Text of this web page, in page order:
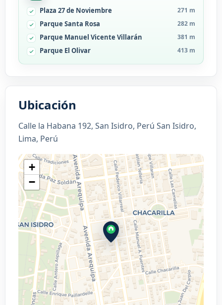
Plaza 27 de Noviembre 271 m
Parque Santa Rosa 282 m
Parque Manuel Vicente Villarán 381 m
Parque El Olivar 413 m
Ubicación
Calle la Habana 192, San Isidro, Perú San Isidro,
Lima, Perú
+
−